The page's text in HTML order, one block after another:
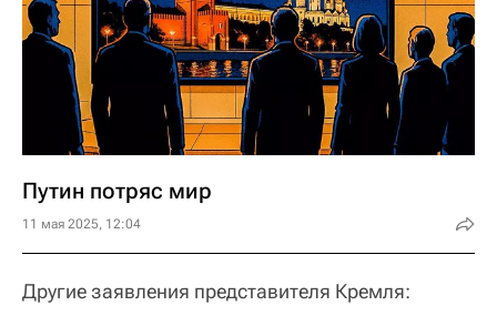
Путин потряс мир
11 мая 2025, 12:04
Другие заявления представителя Кремля: